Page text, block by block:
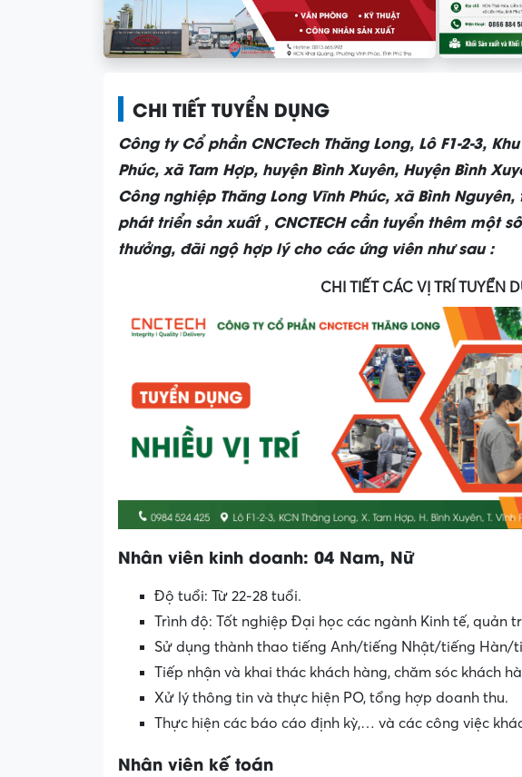
CHI TIẾT TUYỂN DỤNG
Công ty Cổ phần CNCTech Thăng Long, Lô F1-2-3,
Phúc, xã Tam Hợp, huyện Bình Xuyên, Huyện Bình
Công nghiệp Thăng Long Vĩnh Phúc, xã Bình
phát triển sản xuất , CNCTECH cần tuyển thêm một
thưởng, đãi ngộ hợp lý cho các ứng viên như sau :
CHI TIẾT CÁC VỊ TRÍ TUYỂN
Nhân viên kinh doanh: 04 Nam, Nữ
Độ tuổi: Từ 22-28 tuổi.
Trình độ: Tốt nghiệp Đại học các ngành Kinh tế, quản
Sử dụng thành thao tiếng Anh/tiếng Nhật/tiếng Hàn/
Tiếp nhận và khai thác khách hàng, chăm sóc khách
Xử lý thông tin và thực hiện PO, tổng hợp doanh thu.
Thực hiện các báo cáo định kỳ,… và các công việc
Nhân viên kế toán